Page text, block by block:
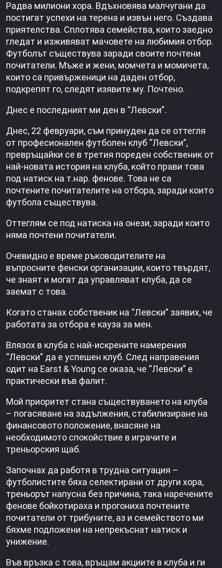
Радва милиони хора. Вдъхновява малчугани да
постигат успехи на терена и извън него. Създава
приятелства. Сплотява семейства, които заедно
гледат и изживяват мачовете на любимия отбор.
Футболът съществува заради своите почтени
почитатели. Мъже и жени, момчета и момичета,
които са привърженици на даден отбор,
подкрепят го, следят изявите му. Почтено.
Днес е последният ми ден в “Левски”.
Днес, 22 февруари, съм принуден да се оттегля
от професионален футболен клуб “Левски”,
превръщайки се в третия пореден собственик от
най-новата история на клуба, който прави това
под натиск на т.нар. фенове. Това не са
почтените почитателите на отбора, заради които
футбола съществува.
Оттеглям се под натиска на онези, заради които
няма почтени почитатели.
Очевидно е време ръководителите на
въпросните фенски организации, които твърдят,
че знаят и могат да управляват клуба, да се
заемат с това.
Когато станах собственик на “Левски” заявих, че
работата за отбора е кауза за мен.
Влязох в клуба с най-искрените намерения
“Левски” да е успешен клуб. След направения
одит на Earst & Young се оказа, че “Левски” е
практически във фалит.
Мой приоритет стана съществуването на клуба
– погасяване на задължения, стабилизиране на
финансовото положение, внасяне на
необходимото спокойствие в играчите и
треньорския щаб.
Започнах да работя в трудна ситуация –
футболистите бяха селектирани от други хора,
треньорът напусна без причина, така наречените
фенове бойкотираха и прогониха почтените
почитатели от трибуните, аз и семейството ми
бяхме подложени на непрекъснат натиск и
унижение.
Във връзка с това, връщам акциите в клуба и ги